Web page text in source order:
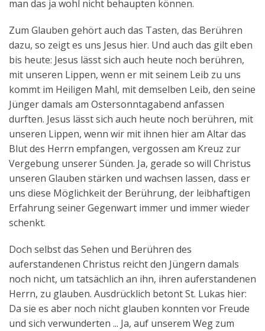
man das ja wohl nicht behaupten können.
Zum Glauben gehört auch das Tasten, das Berühren
dazu, so zeigt es uns Jesus hier. Und auch das gilt eben
bis heute: Jesus lässt sich auch heute noch berühren,
mit unseren Lippen, wenn er mit seinem Leib zu uns
kommt im Heiligen Mahl, mit demselben Leib, den seine
Jünger damals am Ostersonntagabend anfassen
durften. Jesus lässt sich auch heute noch berühren, mit
unseren Lippen, wenn wir mit ihnen hier am Altar das
Blut des Herrn empfangen, vergossen am Kreuz zur
Vergebung unserer Sünden. Ja, gerade so will Christus
unseren Glauben stärken und wachsen lassen, dass er
uns diese Möglichkeit der Berührung, der leibhaftigen
Erfahrung seiner Gegenwart immer und immer wieder
schenkt.
Doch selbst das Sehen und Berühren des
auferstandenen Christus reicht den Jüngern damals
noch nicht, um tatsächlich an ihn, ihren auferstandenen
Herrn, zu glauben. Ausdrücklich betont St. Lukas hier:
Da sie es aber noch nicht glauben konnten vor Freude
und sich verwunderten ... Ja, auf unserem Weg zum